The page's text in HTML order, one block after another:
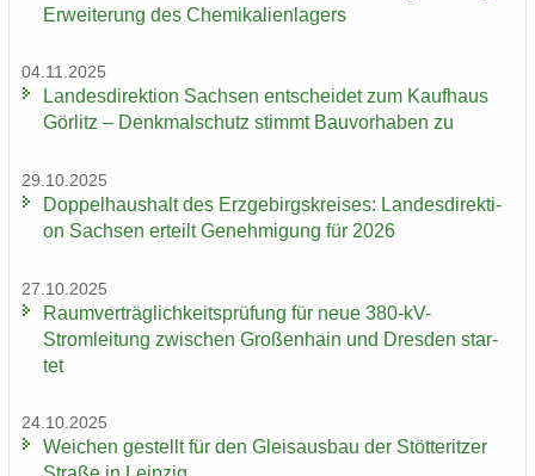
Er­wei­te­rung des Che­mi­ka­li­en­la­gers
04.11.2025
Lan­des­di­rek­ti­on Sach­sen ent­schei­det zum Kauf­haus
Gör­litz – Denk­mal­schutz stimmt Bau­vor­ha­ben zu
29.10.2025
Dop­pel­haus­halt des Erz­ge­birgs­krei­ses: Lan­des­di­rek­ti­
on Sach­sen er­teilt Ge­neh­mi­gung für 2026
27.10.2025
Ra­um­ver­träg­lich­keits­prü­fung für neue 380-​kV-
Stromleitung zwi­schen Gro­ßen­hain und Dres­den star­
tet
24.10.2025
Wei­chen ge­stellt für den Gleis­aus­bau der Stöt­terit­zer